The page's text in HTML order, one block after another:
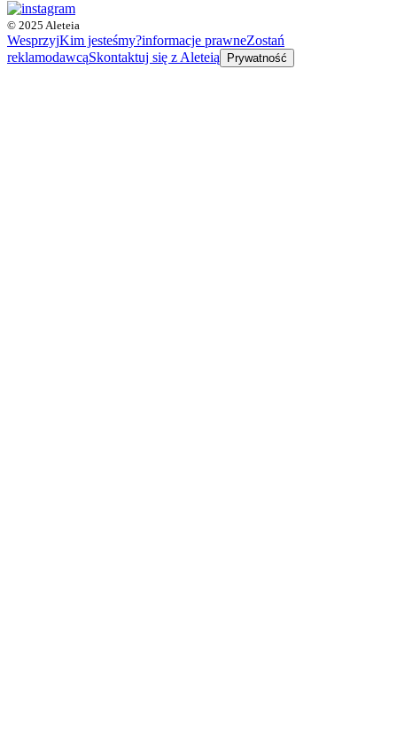
© 2025 Aleteia
WesprzyjKim jesteśmy?informacje prawneZostań
reklamodawcąSkontaktuj się z Aleteią Prywatność